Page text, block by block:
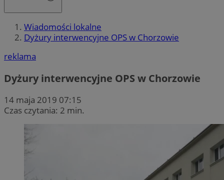
Wiadomości lokalne
Dyżury interwencyjne OPS w Chorzowie
reklama
Dyżury interwencyjne OPS w Chorzowie
14 maja 2019 07:15
Czas czytania: 2 min.